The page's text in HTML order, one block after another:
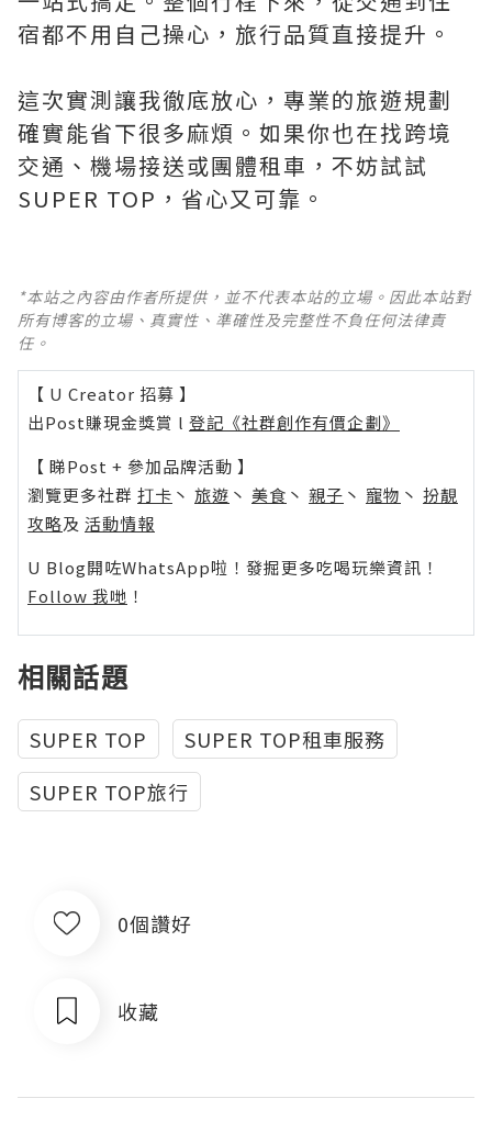
宿都不用自己操心，旅行品質直接提升。
這次實測讓我徹底放心，專業的旅遊規劃
確實能省下很多麻煩。如果你也在找跨境
交通、機場接送或團體租車，不妨試試
SUPER TOP，省心又可靠。
*本站之內容由作者所提供，並不代表本站的立場。因此本站對
所有博客的立場、真實性、準確性及完整性不負任何法律責
任。
【 U Creator 招募 】
出Post賺現金獎賞 l 登記《社群創作有價企劃》
【 睇Post + 參加品牌活動 】
瀏覽更多社群 打卡 丶 旅遊 丶 美食 丶 親子 丶 寵物 丶 扮靚
攻略及 活動情報
U Blog開咗WhatsApp啦！發掘更多吃喝玩樂資訊！
Follow 我哋 ！
相關話題
SUPER TOP
SUPER TOP租車服務
SUPER TOP旅行
0個讚好
收藏